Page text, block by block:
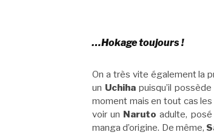
…Hokage toujours !
On a très vite également la
un Uchiha puisqu’il
moment mais en tout cas
voir un Naruto adulte,
manga d’origine. De même,